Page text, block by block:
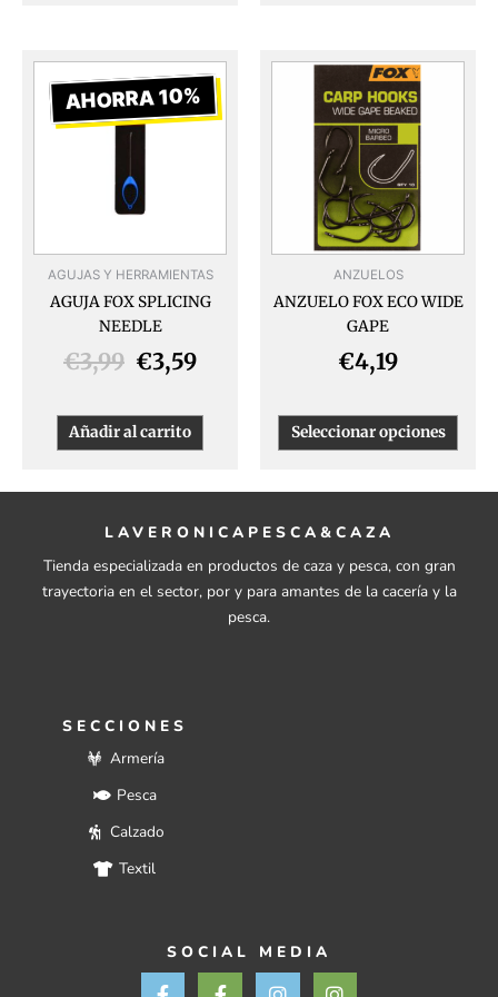
AHORRA 10%
AGUJAS Y HERRAMIENTAS
AGUJA FOX SPLICING
NEEDLE
€3,99
El
precio
original
€3,99.
€3,59
El
precio
actual
Añadir al carrito
ANZUELOS
ANZUELO FOX ECO WIDE
GAPE
€4,19
Seleccionar opciones
Este
en
LAVERONICAPESCA&CAZA
Tienda especializada en productos de caza y pesca, con gran
trayectoria en el sector, por y para amantes de la cacería y la
pesca.
SECCIONES
Armería
Pesca
Calzado
Textil
SOCIAL MEDIA
F
F
I
I